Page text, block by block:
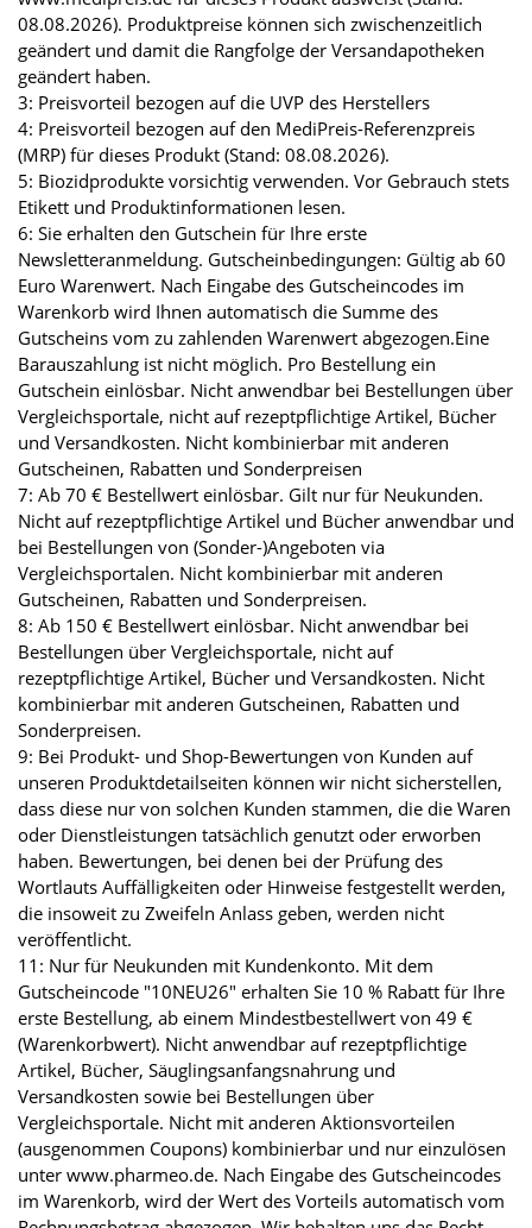
08.08.2026). Produktpreise können sich zwischenzeitlich
geändert und damit die Rangfolge der Versandapotheken
geändert haben.
3: Preisvorteil bezogen auf die UVP des Herstellers
4: Preisvorteil bezogen auf den MediPreis-Referenzpreis
(MRP) für dieses Produkt (Stand: 08.08.2026).
5: Biozidprodukte vorsichtig verwenden. Vor Gebrauch stets
Etikett und Produktinformationen lesen.
6: Sie erhalten den Gutschein für Ihre erste
Newsletteranmeldung. Gutscheinbedingungen: Gültig ab 60
Euro Warenwert. Nach Eingabe des Gutscheincodes im
Warenkorb wird Ihnen automatisch die Summe des
Gutscheins vom zu zahlenden Warenwert abgezogen.Eine
Barauszahlung ist nicht möglich. Pro Bestellung ein
Gutschein einlösbar. Nicht anwendbar bei Bestellungen über
Vergleichsportale, nicht auf rezeptpflichtige Artikel, Bücher
und Versandkosten. Nicht kombinierbar mit anderen
Gutscheinen, Rabatten und Sonderpreisen
7: Ab 70 € Bestellwert einlösbar. Gilt nur für Neukunden.
Nicht auf rezeptpflichtige Artikel und Bücher anwendbar und
bei Bestellungen von (Sonder-)Angeboten via
Vergleichsportalen. Nicht kombinierbar mit anderen
Gutscheinen, Rabatten und Sonderpreisen.
8: Ab 150 € Bestellwert einlösbar. Nicht anwendbar bei
Bestellungen über Vergleichsportale, nicht auf
rezeptpflichtige Artikel, Bücher und Versandkosten. Nicht
kombinierbar mit anderen Gutscheinen, Rabatten und
Sonderpreisen.
9: Bei Produkt- und Shop-Bewertungen von Kunden auf
unseren Produktdetailseiten können wir nicht sicherstellen,
dass diese nur von solchen Kunden stammen, die die Waren
oder Dienstleistungen tatsächlich genutzt oder erworben
haben. Bewertungen, bei denen bei der Prüfung des
Wortlauts Auffälligkeiten oder Hinweise festgestellt werden,
die insoweit zu Zweifeln Anlass geben, werden nicht
veröffentlicht.
11: Nur für Neukunden mit Kundenkonto. Mit dem
Gutscheincode "10NEU26" erhalten Sie 10 % Rabatt für Ihre
erste Bestellung, ab einem Mindestbestellwert von 49 €
(Warenkorbwert). Nicht anwendbar auf rezeptpflichtige
Artikel, Bücher, Säuglingsanfangsnahrung und
Versandkosten sowie bei Bestellungen über
Vergleichsportale. Nicht mit anderen Aktionsvorteilen
(ausgenommen Coupons) kombinierbar und nur einzulösen
unter www.pharmeo.de. Nach Eingabe des Gutscheincodes
im Warenkorb, wird der Wert des Vorteils automatisch vom